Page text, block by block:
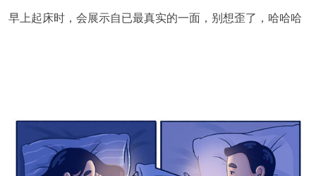
早上起床时，会展示自已最真实的一面，别想歪了，哈哈哈